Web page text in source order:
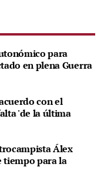
para
en plena Guerra
con el
'de la última
Álex
tiempo para la